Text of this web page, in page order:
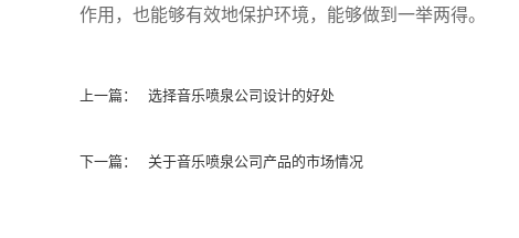
作用，也能够有效地保护环境，能够做到一举两得。
上一篇： 选择音乐喷泉公司设计的好处
下一篇： 关于音乐喷泉公司产品的市场情况